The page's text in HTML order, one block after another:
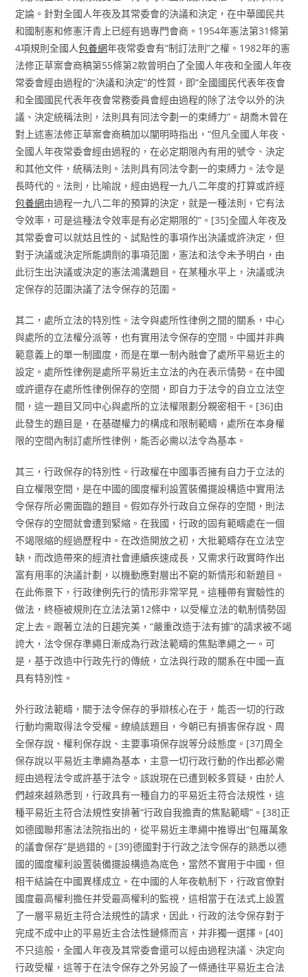
定論。針對全國人年夜及其常委會的決議和決定，在中華國民共
和國制憲和修憲汗青上已經有過專門會商。1954年憲法第31條第
4項規則全國人包養網年夜常委會有“制訂法則”之權。1982年的憲
法修正草案會商稿第55條第2款曾明白了全國人年夜和全國人年夜
常委會經由過程的“決議和決定”的性質，即“全國國民代表年夜會
和全國國民代表年夜會常務委員會經由過程的除了法令以外的決
議、決定統稱法則，法則具有同法令劃一的束縛力”。胡喬木曾在
對上述憲法修正草案會商稿加以闡明時指出，“但凡全國人年夜、
全國人年夜常委會經由過程的，在必定期限內有用的號令、決定
和其他文件，統稱法則。法則具有同法令劃一的束縛力。法令是
長時代的。法則，比喻說，經由過程一九八二年度的打算或許經
包養網由過程一九八二年的預算的決定，就是一種法則，它有法
令效率，可是這種法令效率是有必定期限的”。[35]全國人年夜及
其常委會可以就姑且性的、試點性的事項作出決議或許決定，但
對于決議或決定所能調劑的事項范圍，憲法和法令未予明白，由
此衍生出決議或決定的憲法鴻溝題目。在某種水平上，決議或決
定保存的范圍決議了法令保存的范圍。
其二，處所立法的特別性。法令與處所性律例之間的關系，中心
與處所的立法權分派等，也有實用法令保存的空間。中國并非典
範意義上的單一制國度，而是在單一制內融會了處所平易近主的
設定。處所性律例是處所平易近主立法的內在表示情勢。在中國
或許還存在處所性律例保存的空間，即自力于法令的自立立法空
間，這一題目又同中心與處所的立法權限劃分親密相干。[36]由
此發生的題目是，在基礎權力的構成和限制範疇，處所在本身權
限的空間內制訂處所性律例，能否必需以法令為基本。
其三，行政保存的特別性。行政權在中國事否擁有自力于立法的
自立權限空間，是在中國的國度權利設置裝備擺設構造中實用法
令保存所必需面臨的題目。假如存外行政自立保存的空間，則法
令保存的空間就會遭到緊縮。在我國，行政的固有範疇處在一個
不竭限縮的經過歷程中。在改造開放之初，大批範疇存在立法空
缺，而改造帶來的經濟社會連續疾速成長，又需求行政實時作出
富有用率的決議計劃，以機動應對層出不窮的新情形和新題目。
在此佈景下，行政律例先行的情形非常罕見。這種帶有實驗性的
做法，終極被規則在立法法第12條中，以受權立法的軌制情勢固
定上去。跟著立法的日趨完美，“嚴重改造于法有據”的請求被不竭
誇大，法令保存準繩日漸成為行政法範疇的焦點準繩之一。可
是，基于改造中行政先行的傳統，立法與行政的關系在中國一直
具有特別性。
外行政法範疇，關于法令保存的爭辯核心在于，能否一切的行政
行動均需取得法令受權。繚繞該題目，今朝已有損害保存說、周
全保存說、權利保存說、主要事項保存說等分歧態度。[37]周全
保存說以平易近主準繩為基本，主意一切行政行動的作出都必需
經由過程法令或許基于法令。該說現在已遭到較多質疑，由於人
們越來越熟悉到，行政具有一種自力的平易近主符合法規性，這
種平易近主符合法規性安排著“行政自我擔責的焦點範疇”。[38]正
如德國聯邦憲法法院指出的，從平易近主準繩中推導出“包羅萬象
的議會保存”是過錯的。[39]德國對于行政之法令保存的熟悉以德
國的國度權利設置裝備擺設構造為底色，當然不實用于中國，但
相干結論在中國異樣成立。在中國的人年夜軌制下，行政官僚對
國度最高權利擔任并受最高權利的監視，這相當于在法式上設置
了一層平易近主符合法規性的請求，因此，行政的法令保存對于
完成不成中止的平易近主合法性鏈條而言，并非獨一選擇。[40]
不只這般，全國人年夜及其常委會還可以經由過程決議、決定向
行政受權，這等于在法令保存之外另設了一條通往平易近主合法